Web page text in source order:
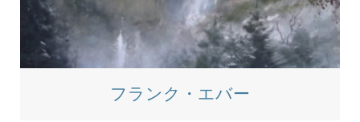
フランク・エバー